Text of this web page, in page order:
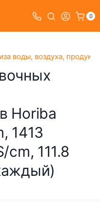
0
воды, воздуха,
Horiba
1413
cm, 111.8